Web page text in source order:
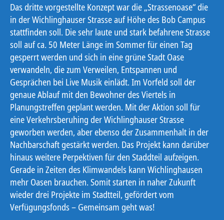
Das dritte vorgestellte Konzept war die „Strassenoase“ die
in der Wichlinghauser Strasse auf Höhe des Bob Campus
stattfinden soll. Die sehr laute und stark befahrene Strasse
soll auf ca. 50 Meter Länge im Sommer für einen Tag
gesperrt werden und sich in eine grüne Stadt Oase
verwandeln, die zum Verweilen, Entspannen und
Gesprächen bei Live Musik einlädt. Im Vorfeld soll der
genaue Ablauf mit den Bewohner des Viertels in
Planungstreffen geplant werden. Mit der Aktion soll für
eine Verkehrsberuhing der Wichlinghauser Strasse
geworben werden, aber ebenso der Zusammenhalt in der
Nachbarschaft gestärkt werden. Das Projekt kann darüber
hinaus weitere Perpektiven für den Staddteil aufzeigen.
Gerade in Zeiten des Klimwandels kann Wichlinghausen
mehr Oasen brauchen. Somit starten in naher Zukunft
wieder drei Projekte im Stadtteil, gefördert vom
Verfügungsfonds – Gemeinsam geht was!